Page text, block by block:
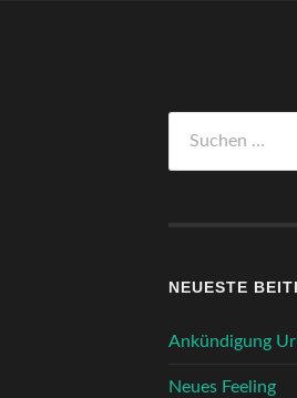
nach:
NEUESTE
Ankündigung
Neues Feeling